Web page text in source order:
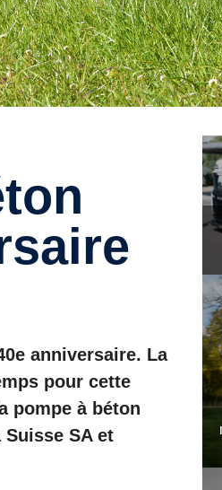
anniversaire. La
pour cette
pompe à béton
SA et